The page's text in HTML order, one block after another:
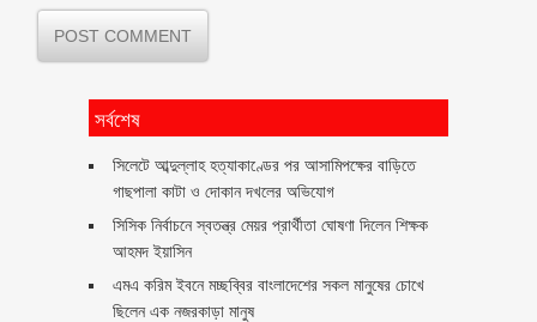
সর্বশেষ
সিলেটে আব্দুল্লাহ হত্যাকাণ্ডের পর আসামিপক্ষের বাড়িতে
গাছপালা কাটা ও দোকান দখলের অভিযোগ
সিসিক নির্বাচনে স্বতন্ত্র মেয়র প্রার্থীতা ঘোষণা দিলেন শিক্ষক
আহমদ ইয়াসিন
এমএ করিম ইবনে মচ্ছব্বির বাংলাদেশের সকল মানুষের চোখে
ছিলেন এক নজরকাড়া মানুষ ‎